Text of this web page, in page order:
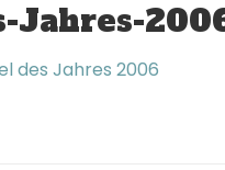
Jahres-
des Jahres 2006